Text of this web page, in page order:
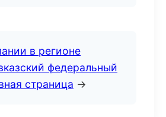
в регионе
федеральный
страница →